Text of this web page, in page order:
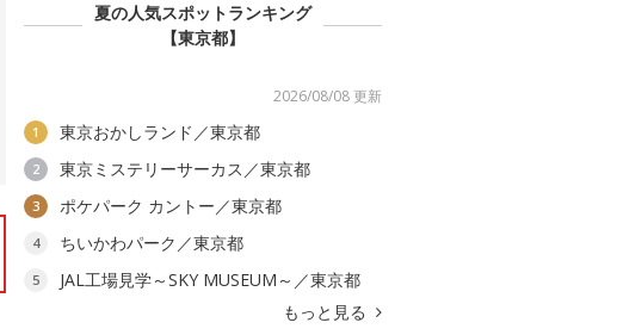
夏の人気スポットランキング
【東京都】
2026/08/08 更新
1 東京おかしランド／東京都
2 東京ミステリーサーカス／東京都
3 ポケパーク カントー／東京都
4 ちいかわパーク／東京都
5
JAL工場見学～SKY MUSEUM～／東京都
もっと見る